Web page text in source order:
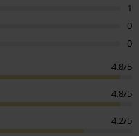
1
0
0
4.8/5
4.8/5
4.2/5